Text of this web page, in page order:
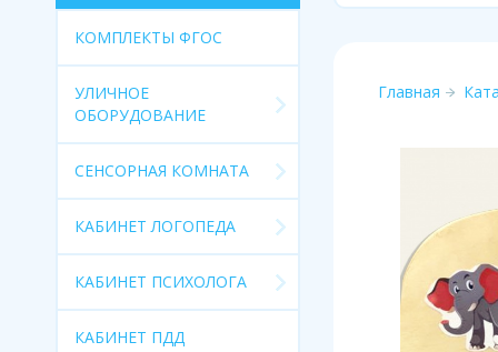
КОМПЛЕКТЫ ФГОС
УЛИЧНОЕ
ОБОРУДОВАНИЕ
СЕНСОРНАЯ КОМНАТА
КАБИНЕТ ЛОГОПЕДА
КАБИНЕТ ПСИХОЛОГА
КАБИНЕТ ПДД
Главная